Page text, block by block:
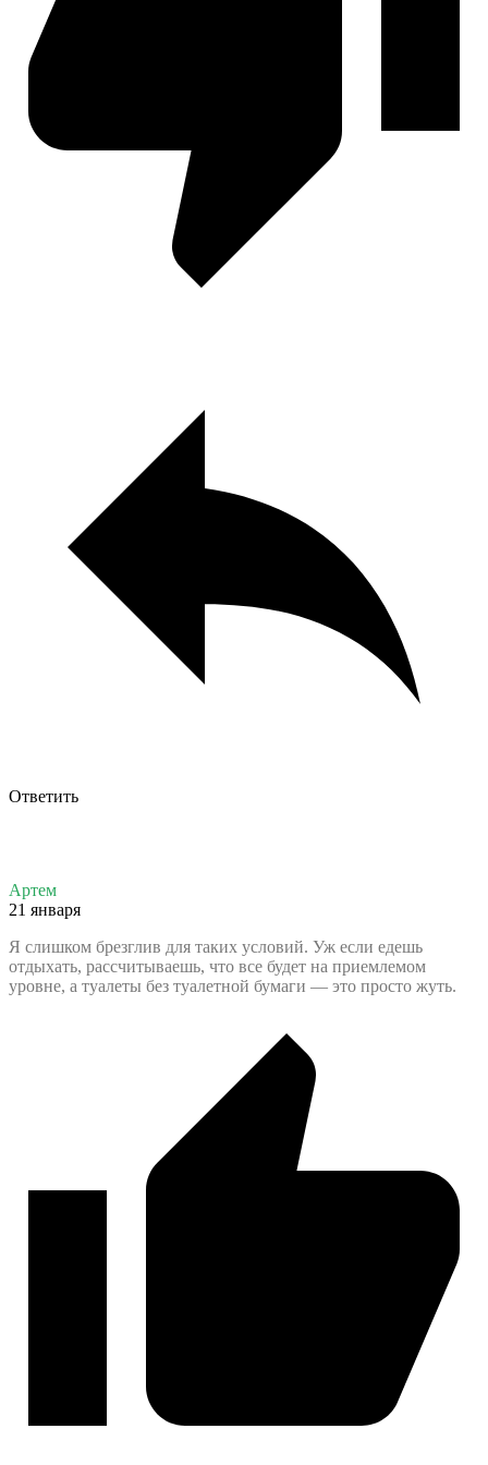
Ответить
Артем
21 января
Я слишком брезглив для таких условий. Уж если едешь
отдыхать, рассчитываешь, что все будет на приемлемом
уровне, а туалеты без туалетной бумаги — это просто жуть.